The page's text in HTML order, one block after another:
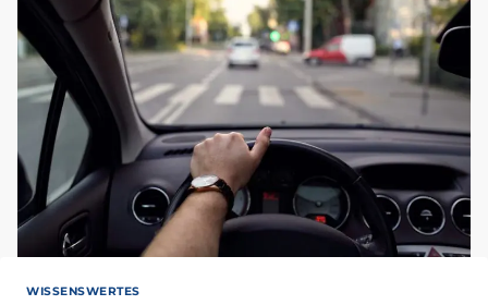
WISSENSWERTES